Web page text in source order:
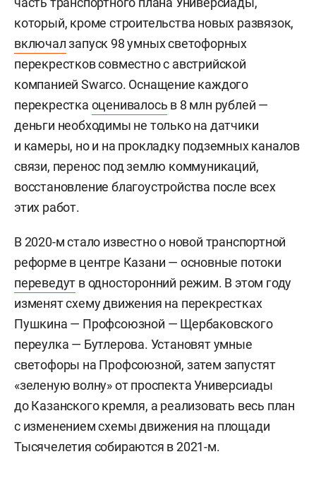
который, кроме строительства новых развязок,
включалзапуск 98 умных светофорных
перекрестков совместно с австрийской
компанией Swarco. Оснащение каждого
перекрестка оценивалось в 8 млн рублей —
деньги необходимы не только на датчики
и камеры, но и на прокладку подземных каналов
связи, перенос под землю коммуникаций,
восстановление благоустройства после всех
этих работ.
В 2020-м стало известно о новой транспортной
реформе в центре Казани — основные потоки
переведут в односторонний режим. В этом году
изменят схему движения на перекрестках
Пушкина — Профсоюзной — Щербаковского
переулка — Бутлерова. Установят умные
светофоры на Профсоюзной, затем запустят
«зеленую волну» от проспекта Универсиады
до Казанского кремля, а реализовать весь план
с изменением схемы движения на площади
Тысячелетия собираются в 2021-м.